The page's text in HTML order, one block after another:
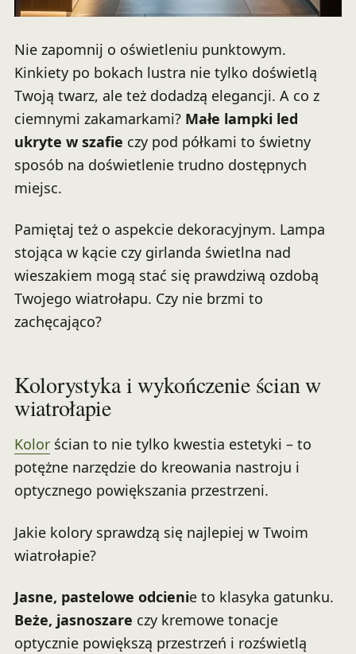
Nie zapomnij o oświetleniu punktowym.
Kinkiety po bokach lustra nie tylko doświetlą
Twoją twarz, ale też dodadzą elegancji. A co z
ciemnymi zakamarkami? Małe lampki led
ukryte w szafie czy pod półkami to świetny
sposób na doświetlenie trudno dostępnych
miejsc.
Pamiętaj też o aspekcie dekoracyjnym. Lampa
stojąca w kącie czy girlanda świetlna nad
wieszakiem mogą stać się prawdziwą ozdobą
Twojego wiatrołapu. Czy nie brzmi to
zachęcająco?
Kolorystyka i wykończenie ścian w
wiatrołapie
Kolorścian to nie tylko kwestia estetyki – to
potężne narzędzie do kreowania nastroju i
optycznego powiększania przestrzeni.
Jakie kolory sprawdzą się najlepiej w Twoim
wiatrołapie?
Jasne, pastelowe odcienie to klasyka gatunku.
Beże, jasnoszare czy kremowe tonacje
optycznie powiększą przestrzeń i rozświetlą